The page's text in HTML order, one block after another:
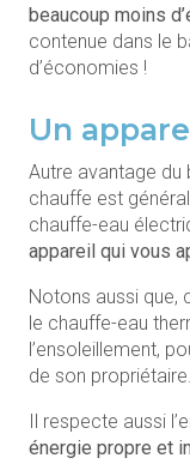
beaucoup moins
contenue dans le
d’économies !
Un
Autre avantage du
chauffe est
chauffe-eau
appareil qui vous
Notons aussi que,
le chauffe-eau
l’ensoleillement,
de son propriétaire.
Il respecte aussi
énergie propre et